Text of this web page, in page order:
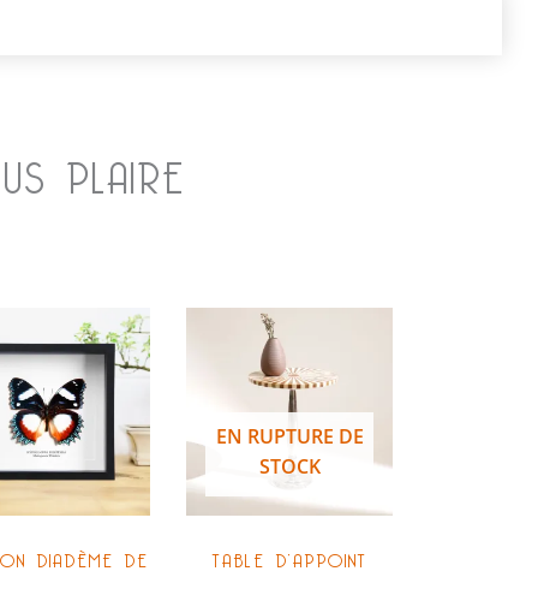
PLAIRE
DIADÈME DE
EN RUPTURE DE
STOCK
TABLE D’APPOINT